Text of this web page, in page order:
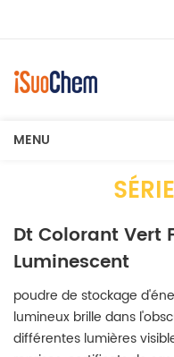
MENU
Dt Colorant Vert
Luminescent
poudre de stockage
lumineux brille dans
différentes lumières